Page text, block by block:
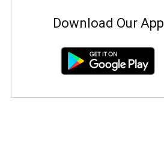
Download Our App